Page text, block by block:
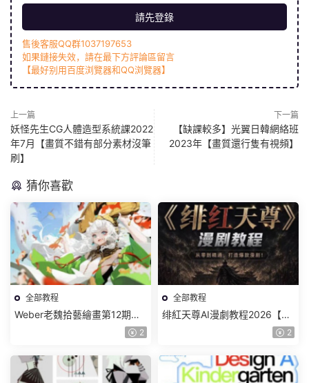
請先登錄
售後客服QQ群1037197653
如果鏈接失效，請在最下方評論區留言
【最好别用百度浏覽器和QQ浏覽器】
上一篇
妖怪先生CG人體造型系統課2022
年7月【畫質不錯有部分素材沒筆
刷】
下一篇
【缺課較多】光翼日韓網絡班
2023年【畫質還行隻有視頻】
猜你喜歡
全部教程
Weber老魏拾藝繪畫第12期角
色特訓班【畫質不錯隻有視
2
全部教程
绯紅天尊AI漫劇教程2026【畫
2